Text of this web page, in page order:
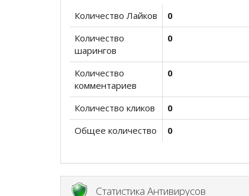
Количество Лайков
0
Количество
шарингов
0
Количество
комментариев
0
Количество кликов
0
Общее количество
0
Статистика Антивирусов